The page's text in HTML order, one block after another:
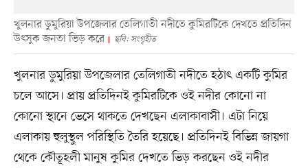
খুলনার ডুমুরিয়া উপজেলার তেলিগাতী নদীতে কুমিরটিকে দেখতে প্রতিদিন
উৎসুক জনতা ভিড় করে
ছবি: সংগৃহীত
খুলনার ডুমুরিয়া উপজেলার তেলিগাতী নদীতে হঠাৎ একটি কুমির
চলে আসে। প্রায় প্রতিদিনই কুমিরটিকে ওই নদীর কোনো না
কোনো স্থানে ভেসে থাকতে দেখছেন এলাকাবাসী। এটা নিয়ে
এলাকায় হুলুস্থুল পরিস্থিতি তৈরি হয়েছে। প্রতিদিনই বিভিন্ন জায়গা
থেকে কৌতূহলী মানুষ কুমির দেখতে ভিড় করছেন ওই নদীর